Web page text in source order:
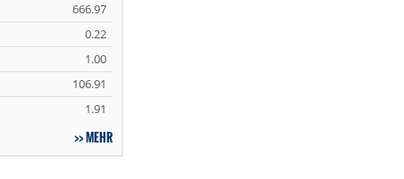
666.97
0.22
1.00
106.91
1.91
MEHR